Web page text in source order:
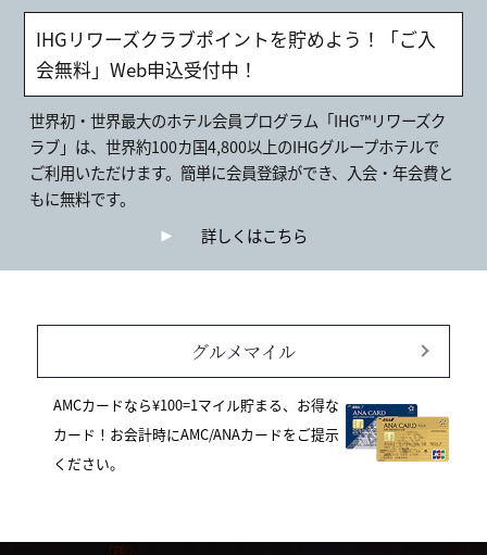
IHGリワーズクラブポイントを貯めよう！「ご入
会無料」Web申込受付中！
世界初・世界最大のホテル会員プログラム「IHG™リワーズク
ラブ」は、世界約100カ国4,800以上のIHGグループホテルで
ご利用いただけます。簡単に会員登録ができ、入会・年会費と
もに無料です。
詳しくはこちら
グルメマイル
AMCカードなら¥100=1マイル貯まる、お得な
カード！お会計時にAMC/ANAカードをご提示
ください。